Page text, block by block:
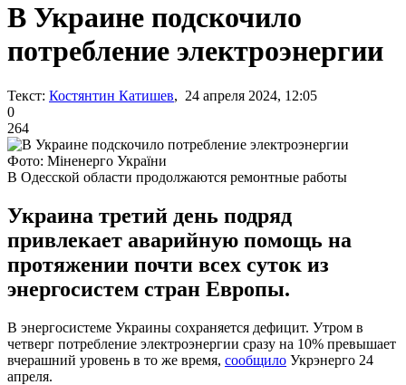
В Украине подскочило
потребление электроэнергии
Текст: Костянтин Катишев, 24 апреля 2024, 12:05
0
264
Фото: Міненерго України
В Одесской области продолжаются ремонтные работы
Украина третий день подряд
привлекает аварийную помощь на
протяжении почти всех суток из
энергосистем стран Европы.
В энергосистеме Украины сохраняется дефицит. Утром в
четверг потребление электроэнергии сразу на 10% превышает
вчерашний уровень в то же время, сообщило Укрэнерго 24
апреля.